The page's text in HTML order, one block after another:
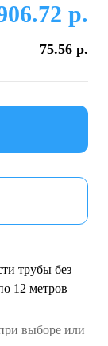
р.
75.56 р.
трубы без
12 метров
выборе или